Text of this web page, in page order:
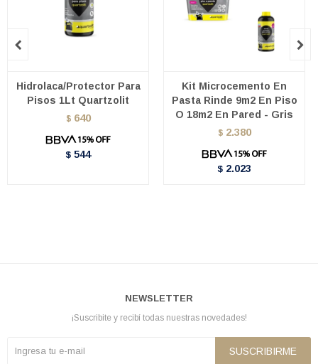
Hidrolaca/Protector Para
Pisos 1Lt Quartzolit
$ 640
$ 544
Kit Microcemento En
Pasta Rinde 9m2 En Piso
O 18m2 En Pared - Gris
$ 2.380
$ 2.023
 
NEWSLETTER
¡Suscribite y recibí todas nuestras novedades!
SUSCRIBIRME